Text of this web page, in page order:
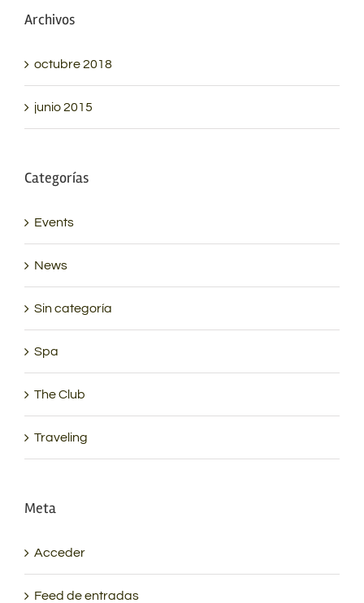
Archivos
octubre 2018
junio 2015
Categorías
Events
News
Sin categoría
Spa
The Club
Traveling
Meta
Acceder
Feed de entradas